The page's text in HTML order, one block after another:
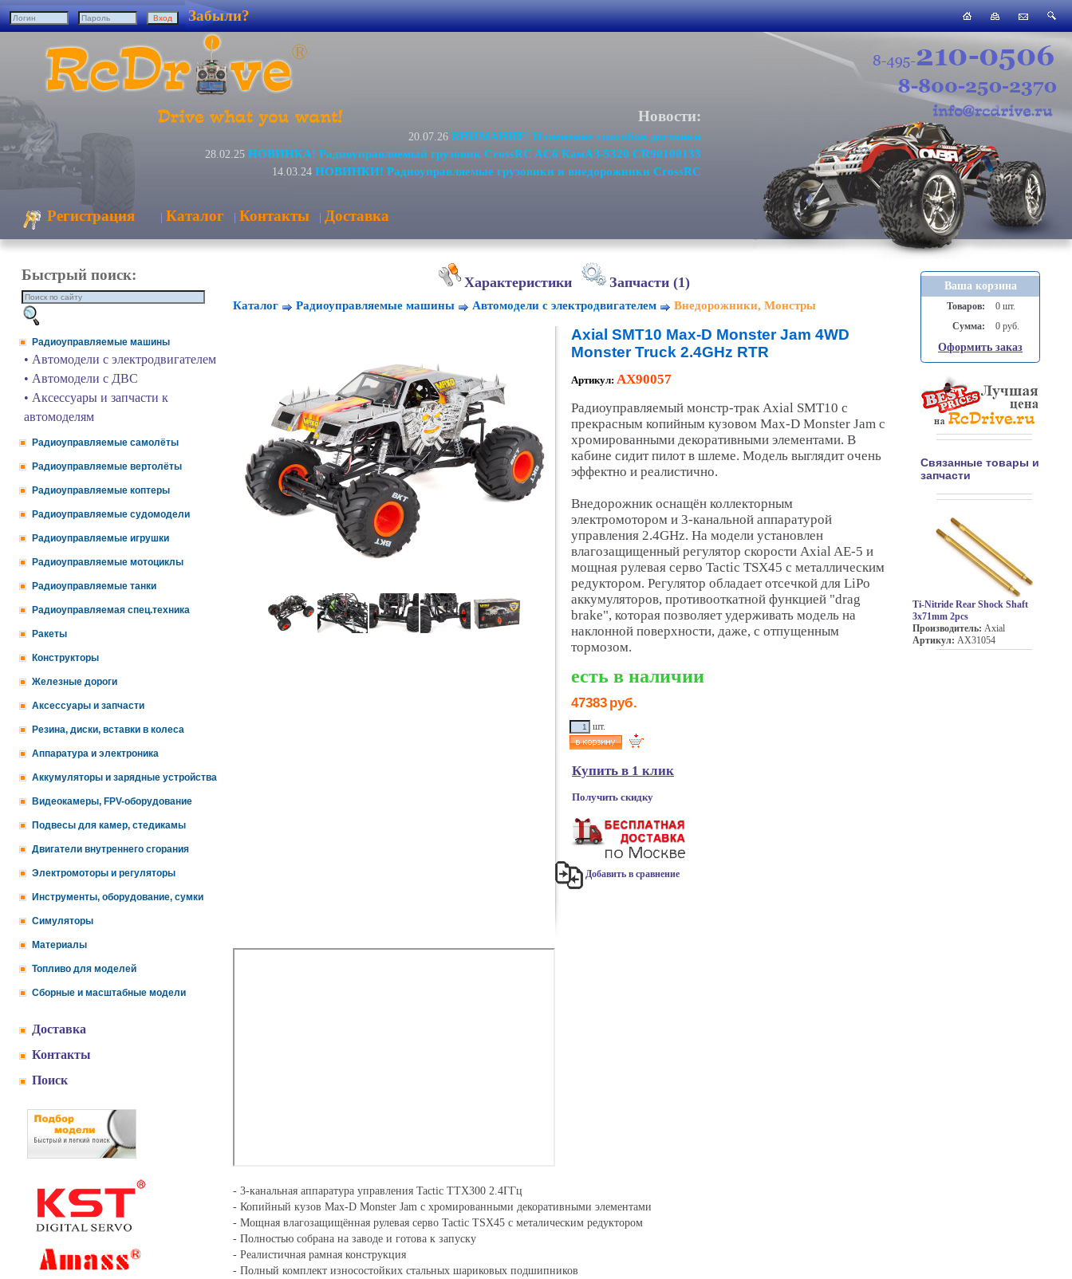
Забыли?
Новости:
20.07.26 ВНИМАНИЕ! Изменение способов доставки
28.02.25 НОВИНКА! Радиоуправляемый грузовик CrossRC AC6 КамАЗ-5320 CR90100133
14.03.24 НОВИНКИ! Радиоуправляемые грузовики и внедорожники CrossRC
Регистрация | Каталог | Контакты | Доставка
Быстрый поиск:
Радиоуправляемые машины
• Автомодели с электродвигателем
• Автомодели с ДВС
• Аксессуары и запчасти к
автомоделям
Радиоуправляемые самолёты
Радиоуправляемые вертолёты
Радиоуправляемые коптеры
Радиоуправляемые судомодели
Радиоуправляемые игрушки
Радиоуправляемые мотоциклы
Радиоуправляемые танки
Радиоуправляемая спец.техника
Ракеты
Конструкторы
Железные дороги
Аксессуары и запчасти
Резина, диски, вставки в колеса
Аппаратура и электроника
Аккумуляторы и зарядные устройства
Видеокамеры, FPV-оборудование
Подвесы для камер, стедикамы
Двигатели внутреннего сгорания
Электромоторы и регуляторы
Инструменты, оборудование, сумки
Симуляторы
Материалы
Топливо для моделей
Сборные и масштабные модели
Доставка
Контакты
Поиск
Характеристики Запчасти (1)
Каталог Радиоуправляемые машины Автомодели с электродвигателем Внедорожники, Монстры
Axial SMT10 Max-D Monster Jam 4WD
Monster Truck 2.4GHz RTR
Артикул: AX90057
Радиоуправляемый монстр-трак Axial SMT10 с
прекрасным копийным кузовом Max-D Monster Jam с
хромированными декоративными элементами. В
кабине сидит пилот в шлеме. Модель выглядит очень
эффектно и реалистично.
Внедорожник оснащён коллекторным
электромотором и 3-канальной аппаратурой
управления 2.4GHz. На модели установлен
влагозащищенный регулятор скорости Axial AE-5 и
мощная рулевая серво Tactic TSX45 с металлическим
редуктором. Регулятор обладает отсечкой для LiPo
аккумуляторов, противооткатной функцией "drag
brake", которая позволяет удерживать модель на
наклонной поверхности, даже, с отпущенным
тормозом.
есть в наличии
47383 руб.
шт.
Купить в 1 клик
Получить скидку
Добавить в сравнение
- 3-канальная аппаратура управления Tactic TTX300 2.4ГГц
- Копийный кузов Max-D Monster Jam с хромированными декоративными элементами
- Мощная влагозащищённая рулевая серво Tactic TSX45 с металическим редуктором
- Полностью собрана на заводе и готова к запуску
- Реалистичная рамная конструкция
- Полный комплект износостойких стальных шариковых подшипников
Ваша корзина
Товаров:
0 шт.
Сумма:
0 руб.
Оформить заказ
Связанные товары и
запчасти
Ti-Nitride Rear Shock Shaft
3x71mm 2pcs
Производитель: Axial
Артикул: AX31054